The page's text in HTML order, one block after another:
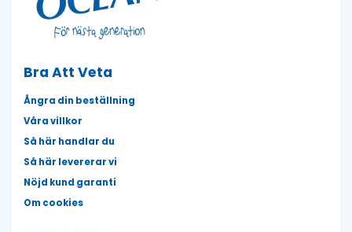
Bra Att Veta
Ångra din beställning
Våra villkor
Så här handlar du
Så här levererar vi
Nöjd kund garanti
Om cookies